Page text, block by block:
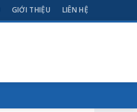
GIỚI THIỆU LIÊN HỆ